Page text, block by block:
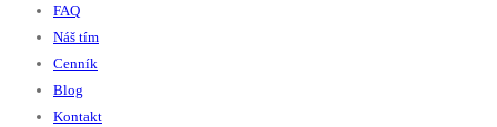
FAQ
Náš tím
Cenník
Blog
Kontakt